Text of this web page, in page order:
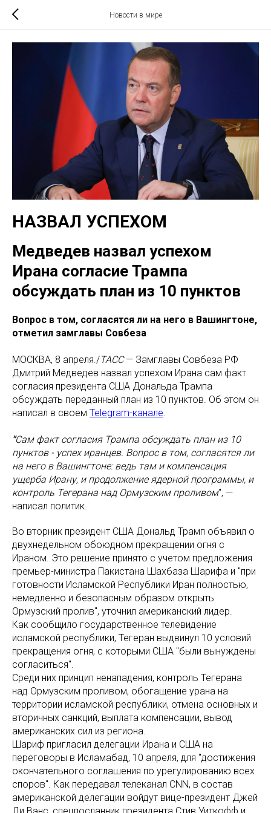
Новости в мире
НАЗВАЛ УСПЕХОМ
Медведев назвал успехом
Ирана согласие Трампа
обсуждать план из 10 пунктов
Вопрос в том, согласятся ли на него в Вашингтоне,
отметил замглавы Совбеза
МОСКВА, 8 апреля./ТАСС— Замглавы Совбеза РФ
Дмитрий Медведев назвал успехом Ирана сам факт
согласия президента США Дональда Трампа
обсуждать переданный план из 10 пунктов. Об этом он
написал в своем Telegram-канале
"Сам факт согласия Трампа обсуждать план из 10
пунктов - успех иранцев. Вопрос в том, согласятся ли
на него в Вашингтоне: ведь там и компенсация
ущерба Ирану, и продолжение ядерной программы, и
контроль Тегерана над Ормузским проливом", —
написал политик.
Во вторник президент США Дональд Трамп объявил о
двухнедельном обоюдном прекращении огня с
Ираном. Это решение принято с учетом предложения
премьер-министра Пакистана Шахбаза Шарифа и "при
готовности Исламской Республики Иран полностью,
немедленно и безопасным образом открыть
Ормузский пролив", уточнил американский лидер.
Как сообщило государственное телевидение
исламской республики, Тегеран выдвинул 10 условий
прекращения огня, с которыми США "были вынуждены
согласиться".
Среди них принцип ненападения, контроль Тегерана
над Ормузским проливом, обогащение урана на
территории исламской республики, отмена основных и
вторичных санкций, выплата компенсации, вывод
американских сил из региона.
Шариф пригласил делегации Ирана и США на
переговоры в Исламабад, 10 апреля, для "достижения
окончательного соглашения по урегулированию всех
споров". Как передавал телеканал CNN, в состав
американской делегации войдут вице-президент Джей
Ди Вэнс, спецпосланник президента Стив Уиткофф и